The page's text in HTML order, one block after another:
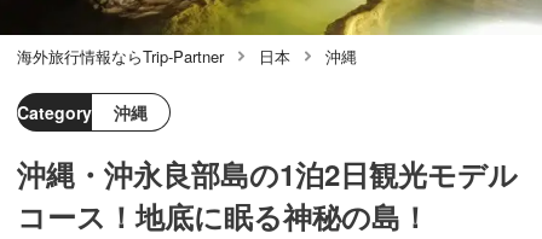
海外旅行情報ならTrip-Partner 日本 沖縄
Category 沖縄
沖縄・沖永良部島の1泊2日観光モデル
コース！地底に眠る神秘の島！